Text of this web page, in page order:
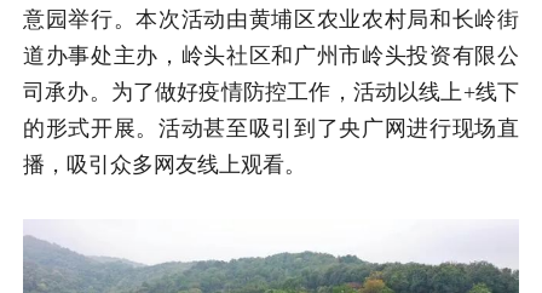
意园举行。本次活动由黄埔区农业农村局和长岭街
道办事处主办，岭头社区和广州市岭头投资有限公
司承办。为了做好疫情防控工作，活动以线上+线下
的形式开展。活动甚至吸引到了央广网进行现场直
播，吸引众多网友线上观看。